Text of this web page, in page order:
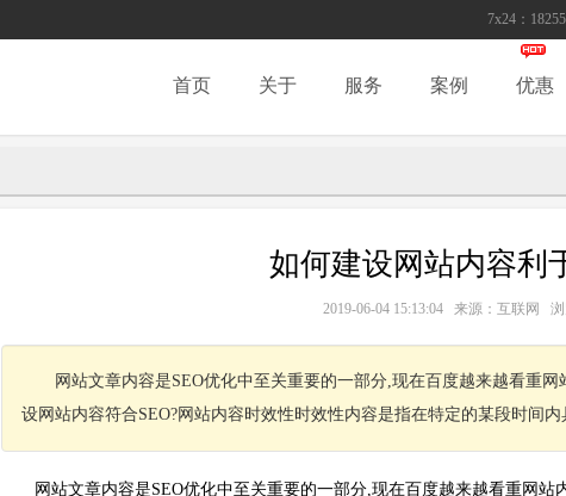
7x24：
首页 关于 服务 案例 优惠
如何建设网站内容利
2019-06-04 15:13:04 来源：互联网 浏
网站文章内容是SEO优化中至关重要的一部分,现在百度越来越看重
设网站内容符合SEO?网站内容时效性时效性内容是指在特定的某段时间
网站文章内容是SEO优化中至关重要的一部分,现在百度越来越看重网